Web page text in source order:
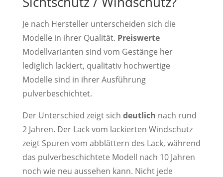
Je nach Hersteller unterscheiden sich die
Modelle in ihrer Qualität. Preiswerte
Modellvarianten sind vom Gestänge her
lediglich lackiert, qualitativ hochwertige
Modelle sind in ihrer Ausführung
pulverbeschichtet.
Der Unterschied zeigt sich deutlich nach rund
2 Jahren. Der Lack vom lackierten Windschutz
zeigt Spuren vom abblättern des Lack, während
das pulverbeschichtete Modell nach 10 Jahren
noch wie neu aussehen kann. Nicht jede